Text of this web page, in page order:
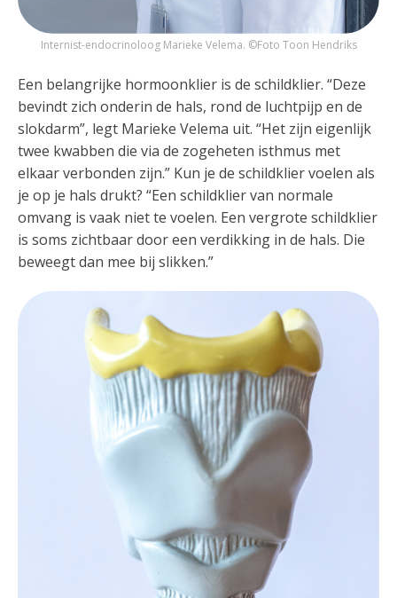
Internist-endocrinoloog Marieke Velema. ©Foto Toon Hendriks
Een belangrijke hormoonklier is de schildklier. “Deze
bevindt zich onderin de hals, rond de luchtpijp en de
slokdarm”, legt Marieke Velema uit. “Het zijn eigenlijk
twee kwabben die via de zogeheten isthmus met
elkaar verbonden zijn.” Kun je de schildklier voelen als
je op je hals drukt? “Een schildklier van normale
omvang is vaak niet te voelen. Een vergrote schildklier
is soms zichtbaar door een verdikking in de hals. Die
beweegt dan mee bij slikken.”